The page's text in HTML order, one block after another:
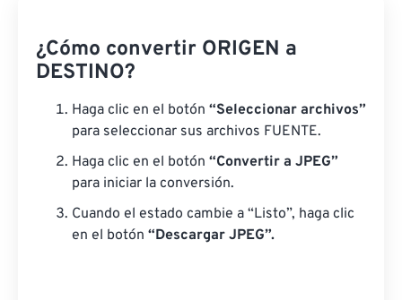
¿Cómo convertir ORIGEN a
DESTINO?
Haga clic en el botón “Seleccionar archivos”
para seleccionar sus archivos FUENTE.
Haga clic en el botón “Convertir a JPEG”
para iniciar la conversión.
Cuando el estado cambie a “Listo”, haga clic
en el botón “Descargar JPEG”.